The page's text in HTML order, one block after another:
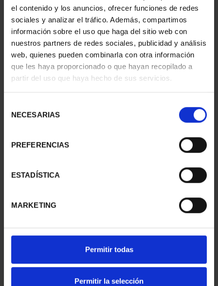
el contenido y los anuncios, ofrecer funciones de redes
sociales y analizar el tráfico. Además, compartimos
información sobre el uso que haga del sitio web con
nuestros partners de redes sociales, publicidad y análisis
web, quienes pueden combinarla con otra información
que les haya proporcionado o que hayan recopilado a
partir del uso que haya hecho de sus servicios.
NECESARIAS
PREFERENCIAS
ESTADÍSTICA
MARKETING
Permitir todas
Permitir la selección
163,00 € 163,00 €
"LA ESPERA (MARGOT)"
163,00 €
"JACQUELINE SENTADA"
163,00 €